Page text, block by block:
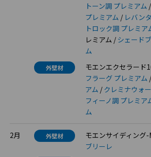
トーン調 プレミアム /
プレミアム / レバン
トロック調 プレミア
レミアム / シェード
ム
外壁材
モエンエクセラード
フラーグ プレミアム /
アム / クレミナウォ
フィーノ調 プレミア
ム
2月 外壁材 モエンサイディング-
ブリーレ